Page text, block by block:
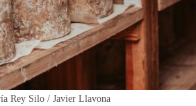
Rey Silo / Javier Llavona